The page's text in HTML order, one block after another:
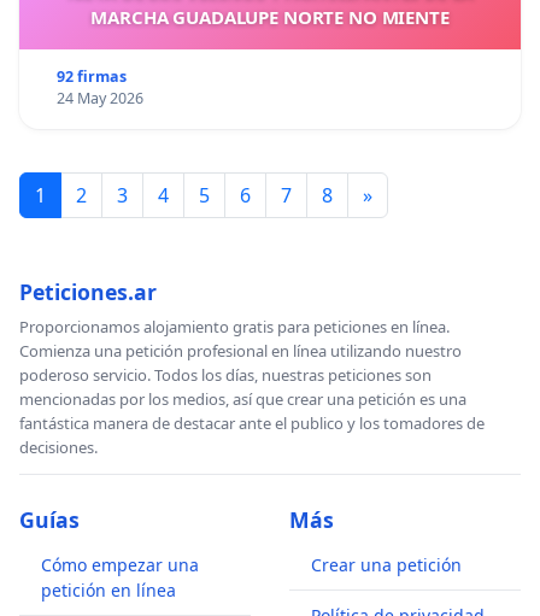
MARCHA GUADALUPE NORTE NO MIENTE
92 firmas
24 May 2026
1 2 3 4 5 6 7 8 »
Peticiones.ar
Proporcionamos alojamiento gratis para peticiones en línea.
Comienza una petición profesional en línea utilizando nuestro
poderoso servicio. Todos los días, nuestras peticiones son
mencionadas por los medios, así que crear una petición es una
fantástica manera de destacar ante el publico y los tomadores de
decisiones.
Guías
Cómo empezar una
petición en línea
Más
Crear una petición